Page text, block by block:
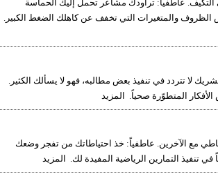
التكيف. عاطفياً: تراودك مشاعر تحمل إليك الحماسة
الظروف والمتغيرات التي تخفف عن كاهلك الضغط الكبير.
لا تتردد في تنفيذ بعض مطالبه، فهو لا يسألك الكثير.
المتطوّرة صحياً. المزيد
مع الآخرين. عاطفياً: خذ احتياطاتك من تفجر وضعك
تنفيذ التمارين الرياضية المفيدة لك. المزيد